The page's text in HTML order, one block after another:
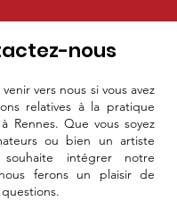
nous
vers nous si vous avez
relatives à la pratique
Rennes. Que vous soyez
ou bien un artiste
intégrer notre
ferons un plaisir de